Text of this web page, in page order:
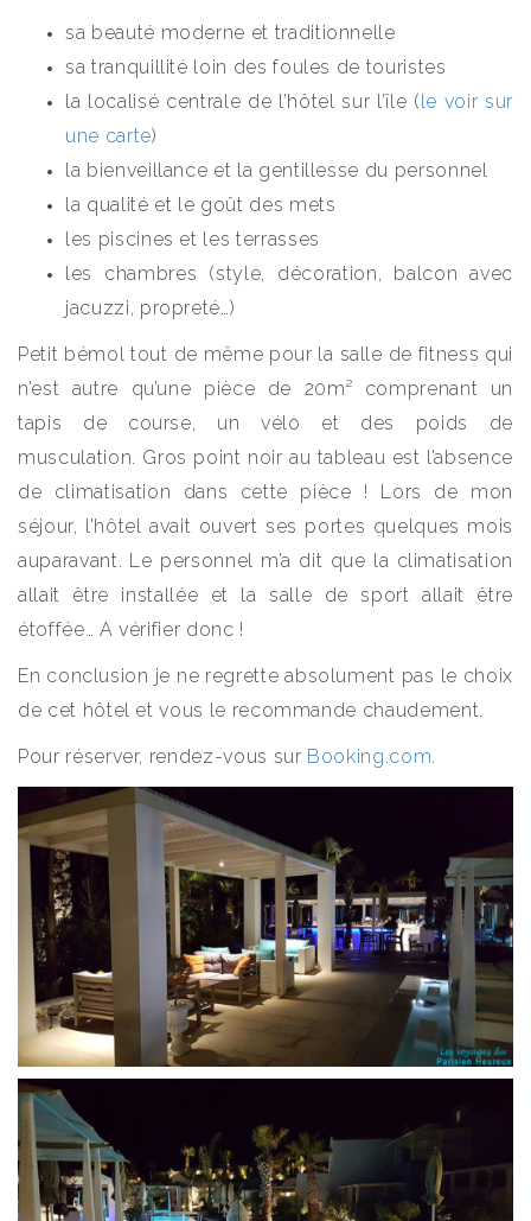
sa beauté moderne et traditionnelle
sa tranquillité loin des foules de touristes
la localisé centrale de l’hôtel sur l’île (le voir sur
une carte)
la bienveillance et la gentillesse du personnel
la qualité et le goût des mets
les piscines et les terrasses
les chambres (style, décoration, balcon avec
jacuzzi, propreté…)
Petit bémol tout de même pour la salle de fitness qui
n’est autre qu’une pièce de 20m² comprenant un
tapis de course, un vélo et des poids de
musculation. Gros point noir au tableau est l’absence
de climatisation dans cette pièce ! Lors de mon
séjour, l’hôtel avait ouvert ses portes quelques mois
auparavant. Le personnel m’a dit que la climatisation
allait être installée et la salle de sport allait être
étoffée… A vérifier donc !
En conclusion je ne regrette absolument pas le choix
de cet hôtel et vous le recommande chaudement.
Pour réserver, rendez-vous sur Booking.com.